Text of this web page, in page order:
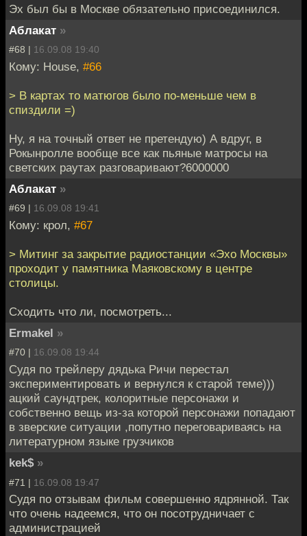
Эх был бы в Москве обязательно присоединился.
Аблакат »
#68 | 16.09.08 19:40
Кому: House, #66
> В картах то матюгов было по-меньше чем в
спиздили =)
Ну, я на точный ответ не претендую) А вдруг, в
Рокынролле вообще все как пьяные матросы на
светских раутах разговаривают?6000000
Аблакат »
#69 | 16.09.08 19:41
Кому: крол, #67
> Митинг за закрытие радиостанции «Эхо Москвы»
проходит у памятника Маяковскому в центре
столицы.
Сходить что ли, посмотреть...
Ermakel »
#70 | 16.09.08 19:44
Судя по трейлеру дядька Ричи перестал
экспериментировать и вернулся к старой теме)))
ацкий саундтрек, колоритные персонажи и
собственно вещь из-за которой персонажи попадают
в зверские ситуации ,попутно переговариваясь на
литературном языке грузчиков
kek$ »
#71 | 16.09.08 19:47
Судя по отзывам фильм совершенно ядрянной. Так
что очень надеемся, что он посотрудничает с
администрацией